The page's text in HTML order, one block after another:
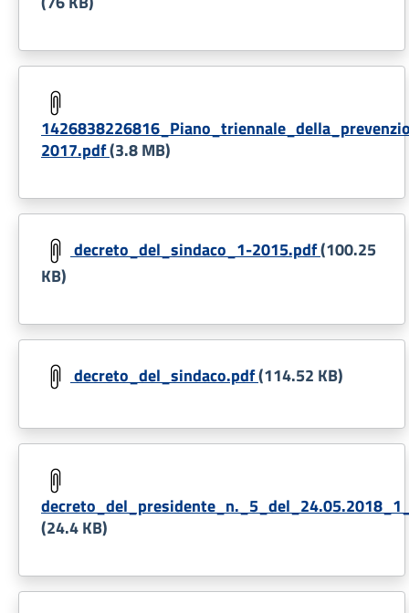
2017.pdf(3.8 MB)
decreto_del_sindaco_1-2015.pdf(100.25
KB)
decreto_del_sindaco.pdf(114.52 KB)
(24.4 KB)